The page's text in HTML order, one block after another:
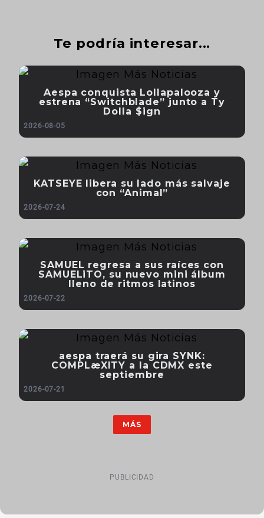
Te podría interesar...
Aespa conquista Lollapalooza y
estrena “Switchblade” junto a Ty
Dolla $ign
2026-08-05
KATSEYE libera su lado más salvaje
con “Animal”
2026-07-24
SAMUEL regresa a sus raíces con
SAMUELiTO, su nuevo mini álbum
lleno de ritmos latinos
2026-07-22
aespa traerá su gira SYNK:
COMPLæXITY a la CDMX este
septiembre
2026-07-21
MÁS
PUBLICIDAD